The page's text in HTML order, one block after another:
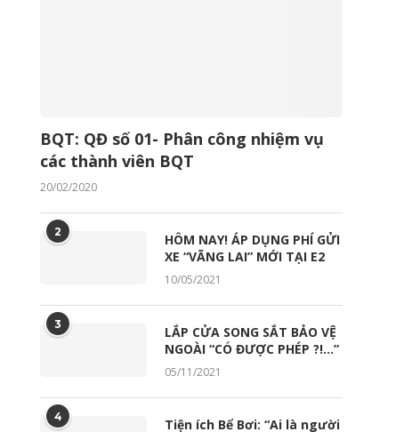
BQT: QĐ số 01- Phân công nhiệm vụ
các thành viên BQT
20/02/2020
2
HÔM NAY! ÁP DỤNG PHÍ GỬI
XE “VÃNG LAI” MỚI TẠI E2
10/05/2021
3
LẮP CỬA SONG SẮT BẢO VỆ
NGOÀI “CÓ ĐƯỢC PHÉP ?!…”
05/11/2021
4
Tiện ích Bể Bơi: “Ai là người